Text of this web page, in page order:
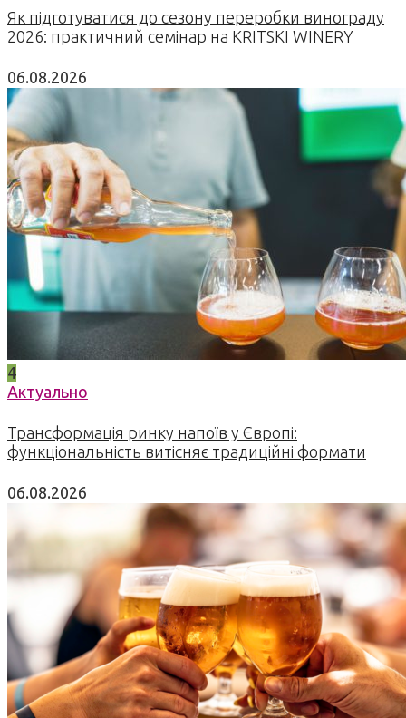
Як підготуватися до сезону переробки винограду
2026: практичний семінар на KRITSKI WINERY
06.08.2026
4
Актуально
Трансформація ринку напоїв у Європі:
функціональність витісняє традиційні формати
06.08.2026